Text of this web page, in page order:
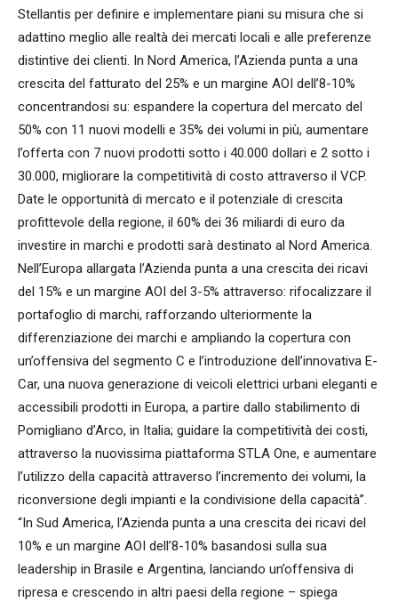
Stellantis per definire e implementare piani su misura che si
adattino meglio alle realtà dei mercati locali e alle preferenze
distintive dei clienti. In Nord America, l’Azienda punta a una
crescita del fatturato del 25% e un margine AOI dell’8-10%
concentrandosi su: espandere la copertura del mercato del
50% con 11 nuovi modelli e 35% dei volumi in più, aumentare
l’offerta con 7 nuovi prodotti sotto i 40.000 dollari e 2 sotto i
30.000, migliorare la competitività di costo attraverso il VCP.
Date le opportunità di mercato e il potenziale di crescita
profittevole della regione, il 60% dei 36 miliardi di euro da
investire in marchi e prodotti sarà destinato al Nord America.
Nell’Europa allargata l’Azienda punta a una crescita dei ricavi
del 15% e un margine AOI del 3-5% attraverso: rifocalizzare il
portafoglio di marchi, rafforzando ulteriormente la
differenziazione dei marchi e ampliando la copertura con
un’offensiva del segmento C e l’introduzione dell’innovativa E-
Car, una nuova generazione di veicoli elettrici urbani eleganti e
accessibili prodotti in Europa, a partire dallo stabilimento di
Pomigliano d’Arco, in Italia; guidare la competitività dei costi,
attraverso la nuovissima piattaforma STLA One, e aumentare
l’utilizzo della capacità attraverso l’incremento dei volumi, la
riconversione degli impianti e la condivisione della capacità”.
“In Sud America, l’Azienda punta a una crescita dei ricavi del
10% e un margine AOI dell’8-10% basandosi sulla sua
leadership in Brasile e Argentina, lanciando un’offensiva di
ripresa e crescendo in altri paesi della regione – spiega